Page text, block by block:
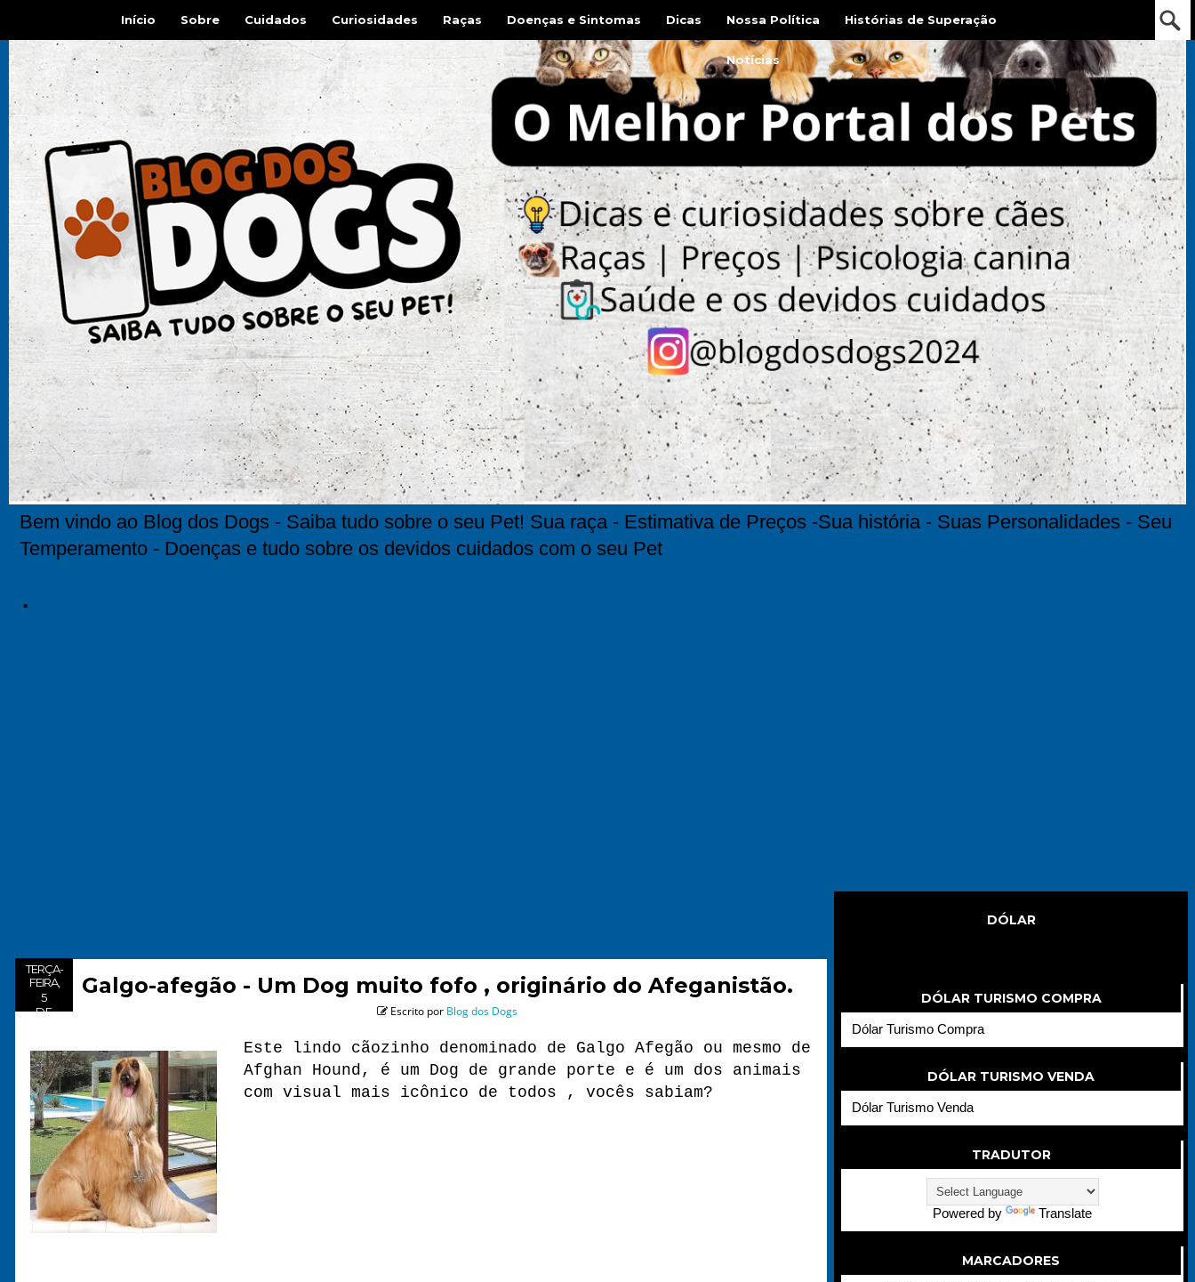
Início Sobre Cuidados Curiosidades Raças Doenças e Sintomas Dicas Nossa Política Histórias de Superação
Notícias
Bem vindo ao Blog dos Dogs - Saiba tudo sobre o seu Pet! Sua raça - Estimativa de Preços -Sua história - Suas Personalidades - Seu
Temperamento - Doenças e tudo sobre os devidos cuidados com o seu Pet
.
TERÇA-
FEIRA,
5
DE
Galgo-afegão - Um Dog muito fofo , originário do Afeganistão.
Escrito por Blog dos Dogs
Este lindo cãozinho denominado de Galgo Afegão ou mesmo de
Afghan Hound, é um Dog de grande porte e é um dos animais
com visual mais icônico de todos , vocês sabiam?
DÓLAR
DÓLAR TURISMO COMPRA
Dólar Turismo Compra
DÓLAR TURISMO VENDA
Dólar Turismo Venda
TRADUTOR
Powered by Translate
MARCADORES